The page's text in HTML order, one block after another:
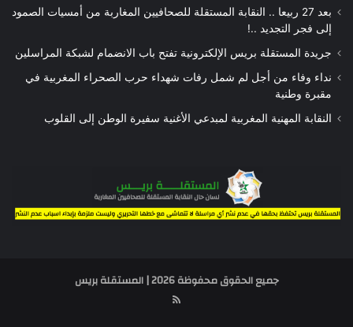
بعد 27 ربيعا .. النقابة المستقلة للصحافيين المغاربة من أمسيات الصمود
إلى فجر التجديد ..!
جريدة المستقلة بريس الإلكترونية تفتح باب الانضمام لشبكة المراسلين
نداء وفاء من أجل لم شمل رفات شهداء حرب الصحراء المغربية في
مقبرة وطنية
النقابة المهنية المغربية لمبدعي الأغنية سفيرة الوطن إلى القلوب
جميع الحقوق محفوظة 2026 | المستقلة بريس
RSS